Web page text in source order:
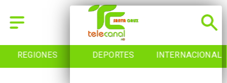
REGIONES DEPORTES INTERNACIONAL